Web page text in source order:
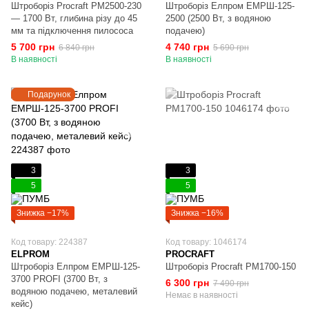
Штроборіз Procraft PM2500-230
— 1700 Вт, глибина різу до 45
мм та підключення пилососа
5 700 грн 6 840 грн
В наявності
Штроборіз Елпром ЕМРШ-125-
2500 (2500 Вт, з водяною
подачею)
4 740 грн 5 690 грн
В наявності
Подарунок
3
5
Знижка −17%
Код товару: 224387
ELPROM
Штроборіз Елпром ЕМРШ-125-
3700 PROFI (3700 Вт, з
водяною подачею, металевий
кейс)
3
5
Знижка −16%
Код товару: 1046174
PROCRAFT
Штроборіз Procraft PM1700-150
6 300 грн 7 490 грн
Немає в наявності